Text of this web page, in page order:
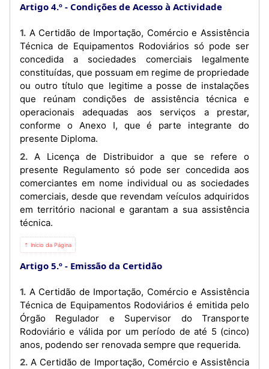
Artigo 4.º Condições de Acesso à Actividade
1. A Certidão de Importação, Comércio e Assistência
Técnica de Equipamentos Rodoviários só pode ser
concedida a sociedades comerciais legalmente
constituídas, que possuam em regime de propriedade
ou outro título que legitime a posse de instalações
que reúnam condições de assistência técnica e
operacionais adequadas aos serviços a prestar,
conforme o Anexo I, que é parte integrante do
presente Diploma.
2. A Licença de Distribuidor a que se refere o
presente Regulamento só pode ser concedida aos
comerciantes em nome individual ou as sociedades
comerciais, desde que revendam veículos adquiridos
em território nacional e garantam a sua assistência
técnica.
⇡ Início da Página
Artigo 5.º Emissão da Certidão
1. A Certidão de Importação, Comércio e Assistência
Técnica de Equipamentos Rodoviários é emitida pelo
Órgão Regulador e Supervisor do Transporte
Rodoviário e válida por um período de até 5 (cinco)
anos, podendo ser renovada sempre que requerida.
2. A Certidão de Importação, Comércio e Assistência